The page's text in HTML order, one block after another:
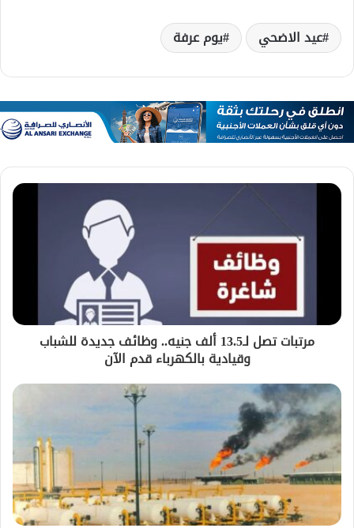
عيد الاضحي يوم عرفة
مرتبات تصل لـ13.5 ألف جنيه.. وظائف جديدة للشباب
وقيادية بالكهرباء قدم الآن